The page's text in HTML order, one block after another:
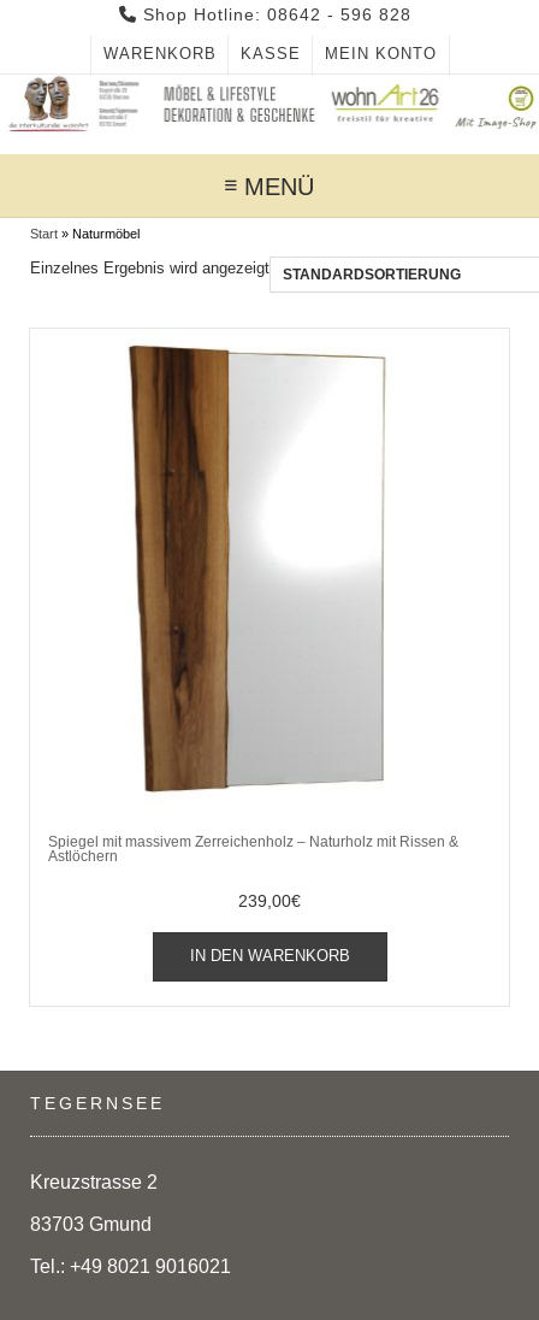
Shop Hotline: 08642 - 596 828
WARENKORB KASSE MEIN KONTO
MENÜ
Start » Naturmöbel
Einzelnes Ergebnis wird angezeigt
Spiegel mit massivem Zerreichenholz – Naturholz mit Rissen &
Astlöchern
239,00€
IN DEN WARENKORB
TEGERNSEE
Kreuzstrasse 2
83703 Gmund
Tel.: +49 8021 9016021